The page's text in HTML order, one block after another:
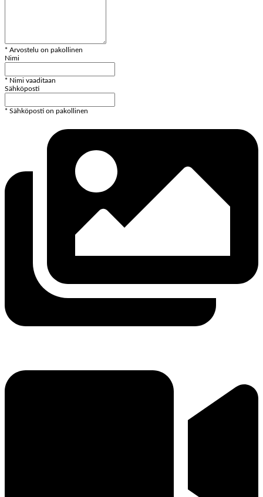
* Arvostelu on pakollinen
Nimi
* Nimi vaaditaan
Sähköposti
* Sähköposti on pakollinen